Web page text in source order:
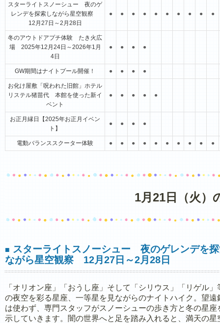
スターライトスノーシュー 夜のゲ
レンデを探索しながら星空観察
12月27日～2月28日
● ● ● ● ● ● ● ● ● ●
冬のアウトドアプチ体験 たき火広
場 2025年12月24日～2026年1月
4日
● ● ● ●
GW期間はナイトプール開催！ ● ● ● ●
お化け屋敷「呪われた旧館」ホテル
リステル猪苗代 本館を使った新イ
ベント
● ● ● ● ●
お正月縁日【2025年お正月イベン
ト】
● ● ● ●
電動バランススクーター体験 ● ● ● ● ● ● ● ● ● ●
1月21日（火）
■ スターライトスノーシュー 夜のゲレンデを
ながら星空観察 12月27日～2月28日
「オリオン座」「おうし座」そして「シリウス」「リゲル」
の夜空を彩る星座、一等星を見ながらのナイトハイク。望遠
は使わず、専門スタッフがスノーシューの歩き方と冬の星座
示していきます。闇の世界へと足を踏み入れると、満天の星